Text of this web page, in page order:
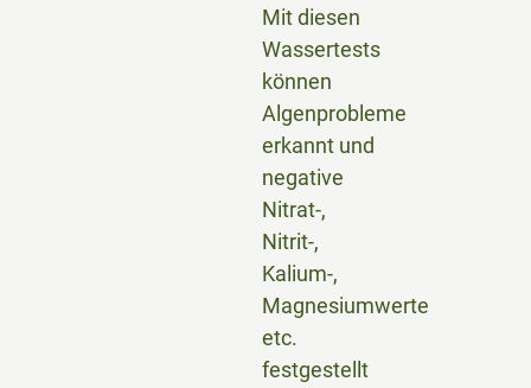
Mit diesen
Wassertests
können
Algenprobleme
erkannt und
negative
Nitrat-,
Nitrit-,
Kalium-,
Magnesiumwerte
etc.
festgestellt